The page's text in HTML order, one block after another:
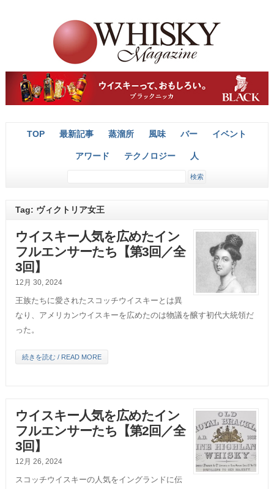
TOP 最新記事 蒸溜所 風味 バー イベント
アワード テクノロジー 人
Tag: ヴィクトリア女王
ウイスキー人気を広めたイン
フルエンサーたち【第3回／全
3回】
12月 30, 2024
王族たちに愛されたスコッチウイスキーとは異
なり、アメリカンウイスキーを広めたのは物議を醸す初代大統領だ
った。
続きを読む / READ MORE
ウイスキー人気を広めたイン
フルエンサーたち【第2回／全
3回】
12月 26, 2024
スコッチウイスキーの人気をイングランドに伝